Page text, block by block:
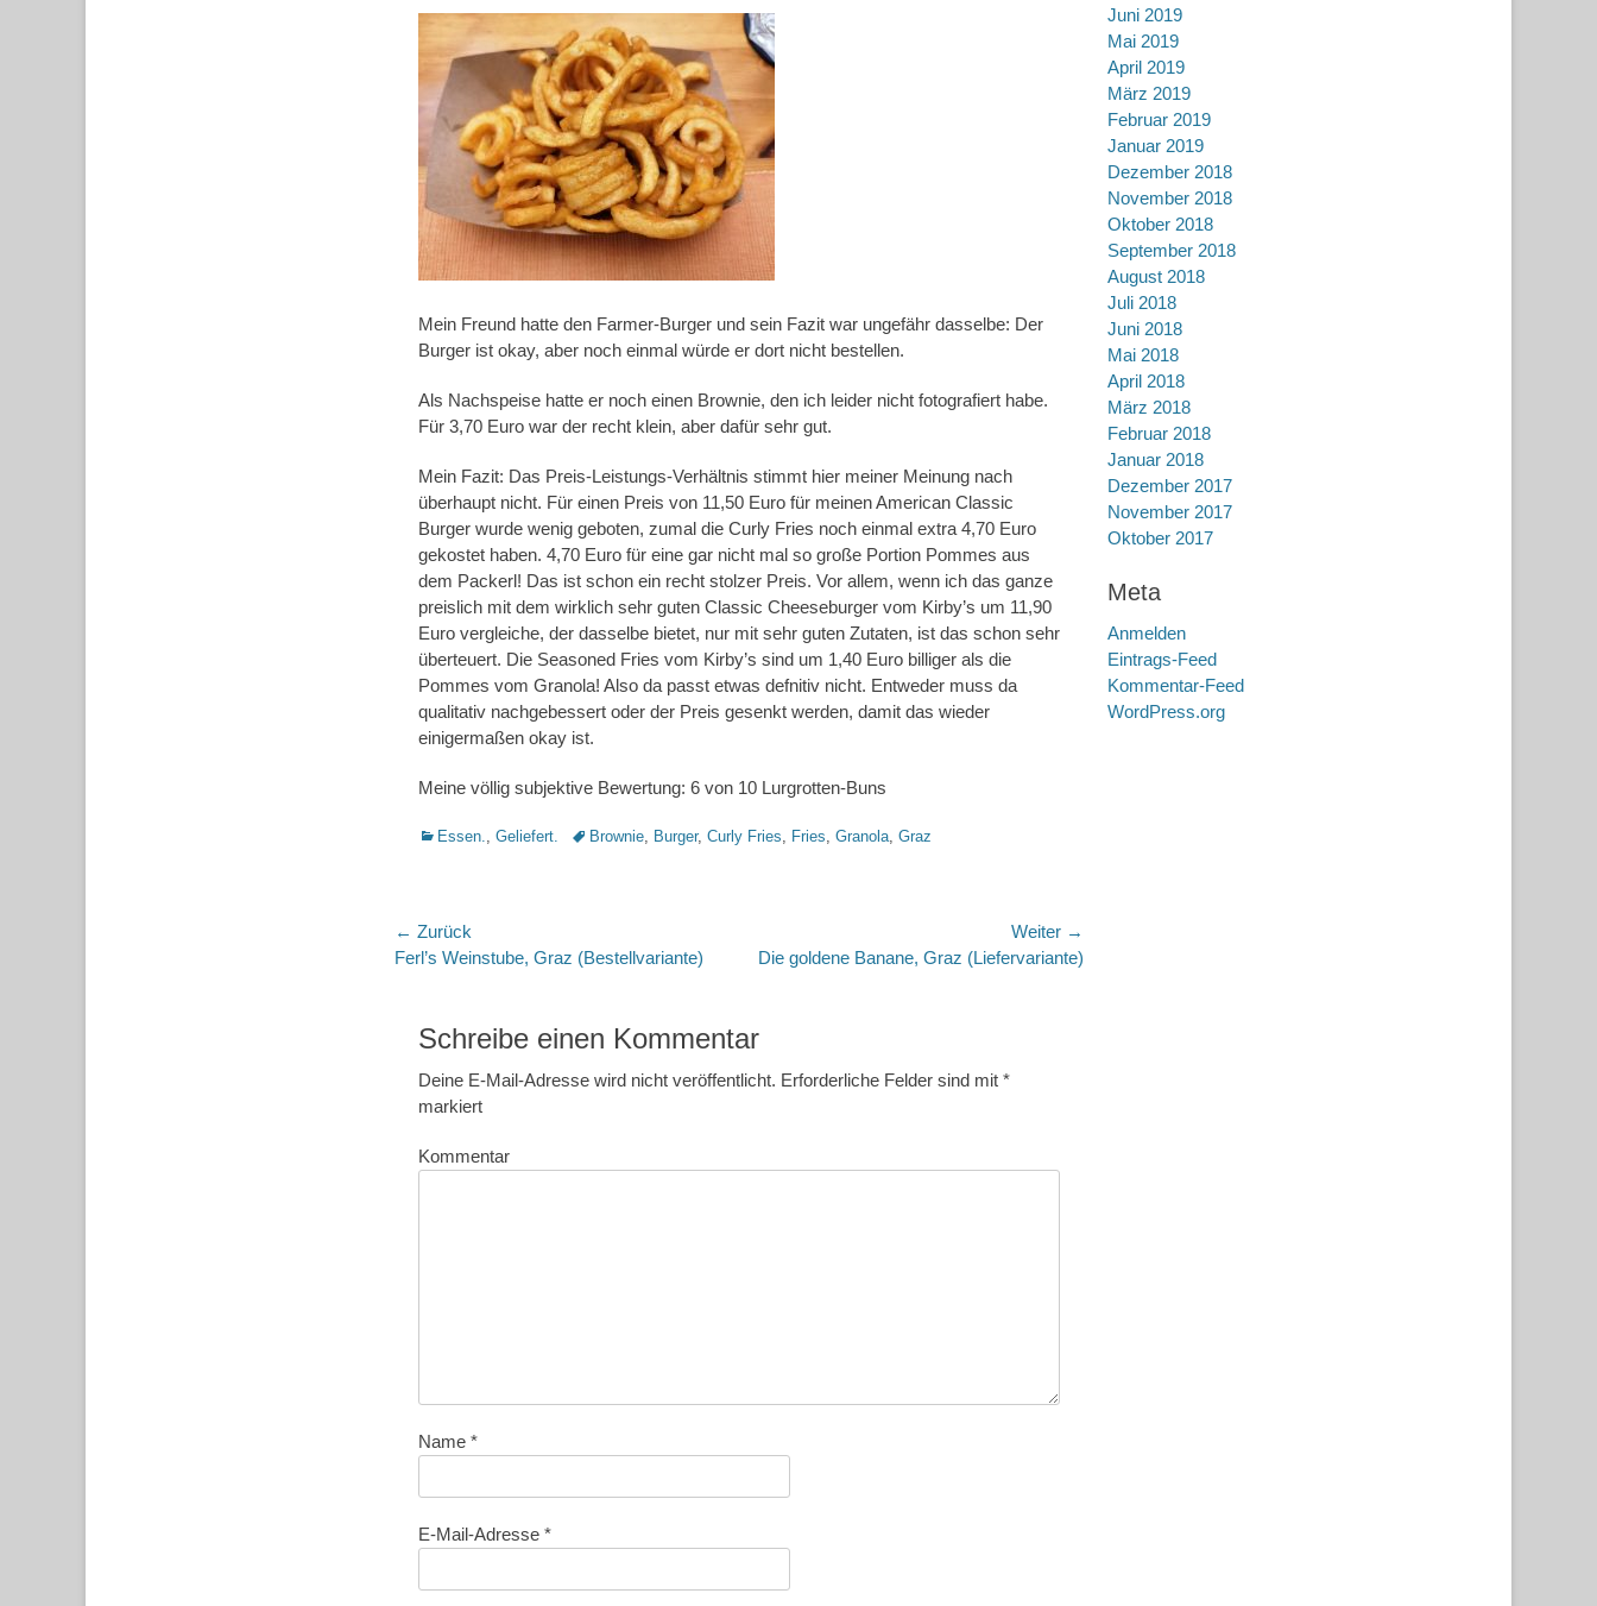
Mein Freund hatte den Farmer-Burger und sein Fazit war ungefähr dasselbe: Der
Burger ist okay, aber noch einmal würde er dort nicht bestellen.
Als Nachspeise hatte er noch einen Brownie, den ich leider nicht fotografiert habe.
Für 3,70 Euro war der recht klein, aber dafür sehr gut.
Mein Fazit: Das Preis-Leistungs-Verhältnis stimmt hier meiner Meinung nach
überhaupt nicht. Für einen Preis von 11,50 Euro für meinen American Classic
Burger wurde wenig geboten, zumal die Curly Fries noch einmal extra 4,70 Euro
gekostet haben. 4,70 Euro für eine gar nicht mal so große Portion Pommes aus
dem Packerl! Das ist schon ein recht stolzer Preis. Vor allem, wenn ich das ganze
preislich mit dem wirklich sehr guten Classic Cheeseburger vom Kirby’s um 11,90
Euro vergleiche, der dasselbe bietet, nur mit sehr guten Zutaten, ist das schon sehr
überteuert. Die Seasoned Fries vom Kirby’s sind um 1,40 Euro billiger als die
Pommes vom Granola! Also da passt etwas defnitiv nicht. Entweder muss da
qualitativ nachgebessert oder der Preis gesenkt werden, damit das wieder
einigermaßen okay ist.
Meine völlig subjektive Bewertung: 6 von 10 Lurgrotten-Buns
Kategorien
Essen., Geliefert. Schlagworte
Brownie, Burger, Curly Fries, Fries, Granola, Graz
Beitragsnavigation
← Zurück
Vorheriger
Ferl’s Weinstube, Graz (Bestellvariante)
Weiter →
Nächster
Die goldene Banane, Graz (Liefervariante)
Schreibe einen Kommentar
Deine E-Mail-Adresse wird nicht veröffentlicht. Erforderliche Felder sind mit *
markiert
Kommentar
Name *
E-Mail-Adresse *
Juni 2019
Mai 2019
April 2019
März 2019
Februar 2019
Januar 2019
Dezember 2018
November 2018
Oktober 2018
September 2018
August 2018
Juli 2018
Juni 2018
Mai 2018
April 2018
März 2018
Februar 2018
Januar 2018
Dezember 2017
November 2017
Oktober 2017
Meta
Anmelden
Eintrags-Feed
Kommentar-Feed
WordPress.org